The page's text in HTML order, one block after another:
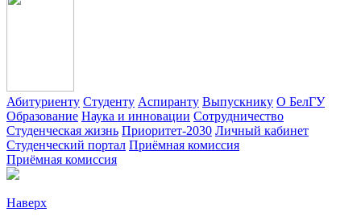
Абитуриенту Студенту Аспиранту Выпускнику О БелГУ
Образование Наука и инновации Сотрудничество
Студенческая жизнь Приоритет-2030 Личный кабинет
Студенческий портал Приёмная комиссия
Приёмная комиссия
Наверх